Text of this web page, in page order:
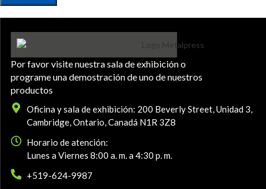
Por favor visite nuestra sala de exhibición o
programe una demostración de uno de nuestros
productos
Oficina y sala de exhibición: 200 Beverly Street, Unidad 3,
Cambridge, Ontario, Canadá N1R 3Z8
Horario de atención:
Lunes a Viernes 8:00 a. m. a 4:30 p. m.
+519-624-9987